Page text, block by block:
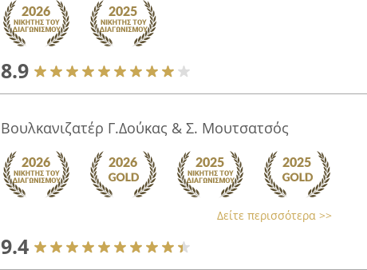
8.9
Βουλκανιζατέρ Γ.Δούκας & Σ. Μουτσατσός
Δείτε περισσότερα >>
9.4